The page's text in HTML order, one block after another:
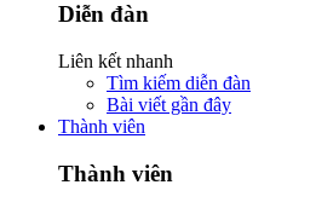
Diễn đàn
Liên kết nhanh
Tìm kiếm diễn đàn
Bài viết gần đây
Thành viên
Thành viên